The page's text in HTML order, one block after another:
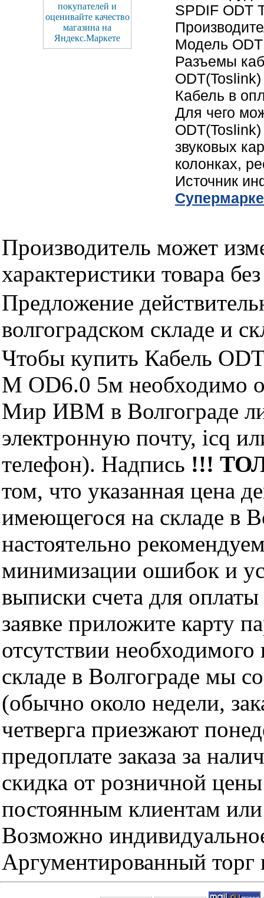
SPDIF ODT
Модель
Разъемы
Кабель в
Для чего
звуковых
колонках,
Источник
Производитель может
характеристики товара
Предложение
волгоградском складе и
Чтобы купить Кабель
M OD6.0 5м необходимо
Мир ИВМ в Волгограде
электронную почту, icq
телефон). Надпись !!!
том, что указанная цена
имеющегося на складе в
настоятельно
минимизации ошибок и
выписки счета для
заявке приложите карту
отсутствии
складе в Волгограде мы
(обычно около недели,
четверга приезжают
предоплате заказа за
скидка от розничной
постоянным клиентам
Возможно
Аргументированный торг